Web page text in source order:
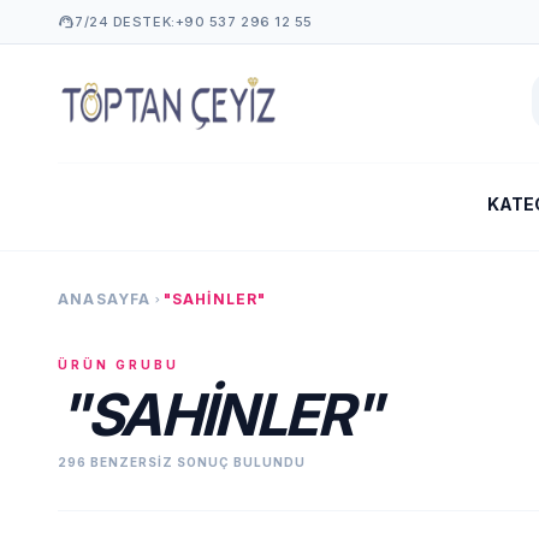
support_agent7/24 DESTEK:+90 537 296 12 55
ANASAYFA chevron_right "SAHINLER"
ÜRÜN GRUBU
"SAHINLER"
296 BENZERSIZ SONUÇ BULUNDU